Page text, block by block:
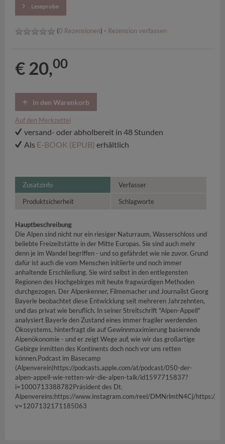
Leseprobe
(0 Rezensionen) - Rezension verfassen
€ 20,00
in den Warenkorb
Auf den Merkzettel
versand- oder abholbereit in 48 Stunden
Als E-BOOK (EPUB) erhältlich
Zusatzinfo Verfasser
Produktsicherheit Schlagworte
Hauptbeschreibung
Die Alpen sind nicht nur ein riesiger Naturraum, Wasserschloss und
beliebte Freizeitstätte in der Mitte Europas. Sie sind auch mehr
denn je im Wandel begriffen - und so gefährdet wie nie zuvor. Grund
dafür ist auch die vom Menschen initiierte und noch immer
anhaltende Erschließung. Sie wird selbst in den entlegensten
Regionen des Hochgebirges mit heute fragwürdigen Methoden
durchgezogen. Der Alpenkenner, Filmemacher und Journalist Georg
Bayerle beobachtet diese Entwicklung seit mehreren Jahrzehnten,
und das privat wie beruflich. In seiner Streitschrift "Alpen-Appell"
analysiert Bayerle den Zustand eines immer fragiler werdenden
Ökosystems, hinterfragt die auf Gewinnmaximierung basierende
Alpenökonomie - und er zeigt Wege auf, wie wir das großartige
Gebirge inmitten des Kontinents doch noch vor uns retten
können.Podcast im Basecamp
(Alpenverein)https://podcasts.apple.com/at/podcast/050-der-
alpen-appell-wie-retten-wir-die-alpen-talk/id1597715837?
i=1000713388782Präsident des Dt.
Alpenvereins:https://www.instagram.com/reel/DMNrlmtN4Cj/https://
v=1207132171185063